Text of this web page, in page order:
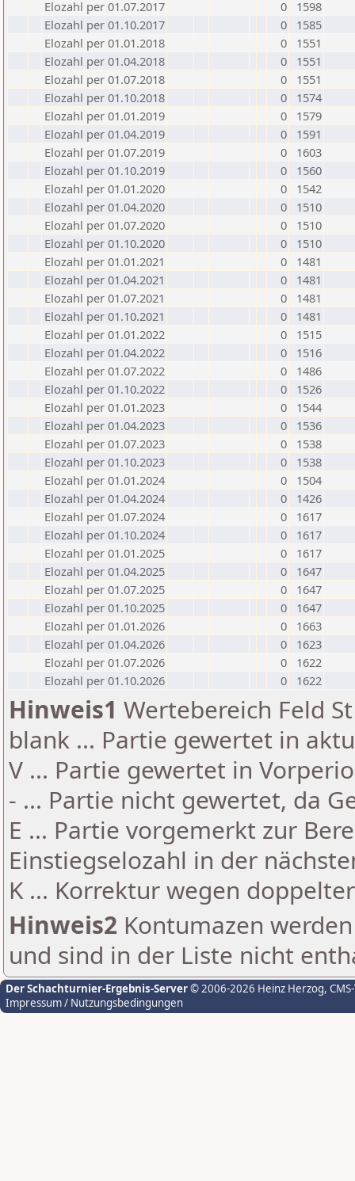
Elozahl per 01.07.2017
0
1598
Elozahl per 01.10.2017
0
1585
Elozahl per 01.01.2018
0
1551
Elozahl per 01.04.2018
0
1551
Elozahl per 01.07.2018
0
1551
Elozahl per 01.10.2018
0
1574
Elozahl per 01.01.2019
0
1579
Elozahl per 01.04.2019
0
1591
Elozahl per 01.07.2019
0
1603
Elozahl per 01.10.2019
0
1560
Elozahl per 01.01.2020
0
1542
Elozahl per 01.04.2020
0
1510
Elozahl per 01.07.2020
0
1510
Elozahl per 01.10.2020
0
1510
Elozahl per 01.01.2021
0
1481
Elozahl per 01.04.2021
0
1481
Elozahl per 01.07.2021
0
1481
Elozahl per 01.10.2021
0
1481
Elozahl per 01.01.2022
0
1515
Elozahl per 01.04.2022
0
1516
Elozahl per 01.07.2022
0
1486
Elozahl per 01.10.2022
0
1526
Elozahl per 01.01.2023
0
1544
Elozahl per 01.04.2023
0
1536
Elozahl per 01.07.2023
0
1538
Elozahl per 01.10.2023
0
1538
Elozahl per 01.01.2024
0
1504
Elozahl per 01.04.2024
0
1426
Elozahl per 01.07.2024
0
1617
Elozahl per 01.10.2024
0
1617
Elozahl per 01.01.2025
0
1617
Elozahl per 01.04.2025
0
1647
Elozahl per 01.07.2025
0
1647
Elozahl per 01.10.2025
0
1647
Elozahl per 01.01.2026
0
1663
Elozahl per 01.04.2026
0
1623
Elozahl per 01.07.2026
0
1622
Elozahl per 01.10.2026
0 1622
Hinweis1 Wertebereich Feld
blank ... Partie gewertet in
V ... Partie gewertet in
- ... Partie nicht gewertet, da
E ... Partie vorgemerkt zur
Einstiegselozahl in der
K ... Korrektur wegen
Hinweis2 Kontumazen
und sind in der Liste nicht
Der Schachturnier-Ergebnis-Server© 2006-2026 Heinz Herzog,
Impressum / Nutzungsbedingungen